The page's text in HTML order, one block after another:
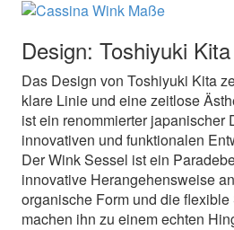
Design: Toshiyuki Kita
Das Design von Toshiyuki Kita
klare Linie und eine zeitlose
ist ein renommierter japanischer
innovativen und funktionalen
Der Wink Sessel ist ein
innovative Herangehensweise
organische Form und die
machen ihn zu einem echten